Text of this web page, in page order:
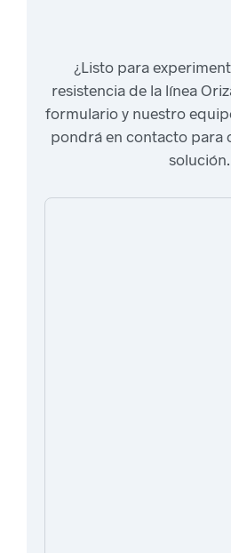
¿Listo para
resistencia de la línea
formulario y nuestro
pondrá en contacto para
solución.